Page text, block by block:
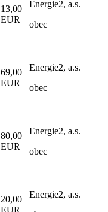
13,00
EUR
Energie2, a.s.
obec
69,00
EUR
Energie2, a.s.
obec
80,00
EUR
Energie2, a.s.
obec
20,00
EUR
Energie2, a.s.